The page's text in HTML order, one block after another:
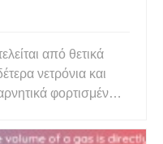
από θετικά
νετρόνια και
φορτισμένων
ηλεκτρονίων. Το